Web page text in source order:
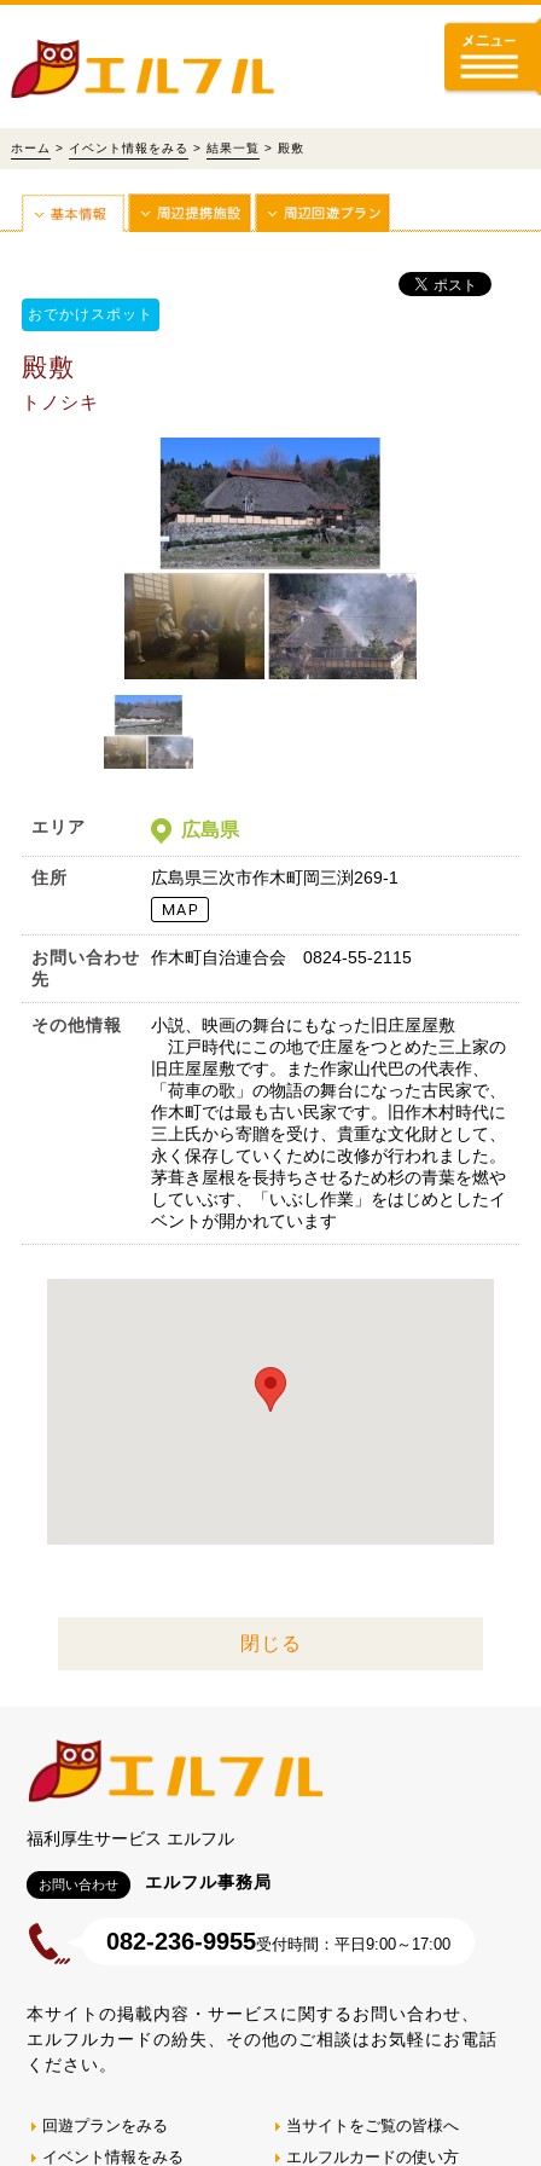
ホーム > イベント情報をみる > 結果一覧 > 殿敷
おでかけスポット
殿敷
トノシキ
エリア 広島県
住所 広島県三次市作木町岡三渕269-1
お問い合わせ
先
作木町自治連合会 0824-55-2115
その他情報
小説、映画の舞台にもなった旧庄屋屋敷
江戸時代にこの地で庄屋をつとめた三上家の
旧庄屋屋敷です。また作家山代巴の代表作、
「荷車の歌」の物語の舞台になった古民家で、
作木町では最も古い民家です。旧作木村時代に
三上氏から寄贈を受け、貴重な文化財として、
永く保存していくために改修が行われました。
茅葺き屋根を長持ちさせるため杉の青葉を燃や
していぶす、「いぶし作業」をはじめとしたイ
ベントが開かれています
閉じる
福利厚生サービス エルフル
お問い合わせ エルフル事務局
082-236-9955受付時間：平日9:00～17:00
本サイトの掲載内容・サービスに関するお問い合わせ、
エルフルカードの紛失、その他のご相談はお気軽にお電話
ください。
回遊プランをみる
イベント情報をみる
当サイトをご覧の皆様へ
エルフルカードの使い方